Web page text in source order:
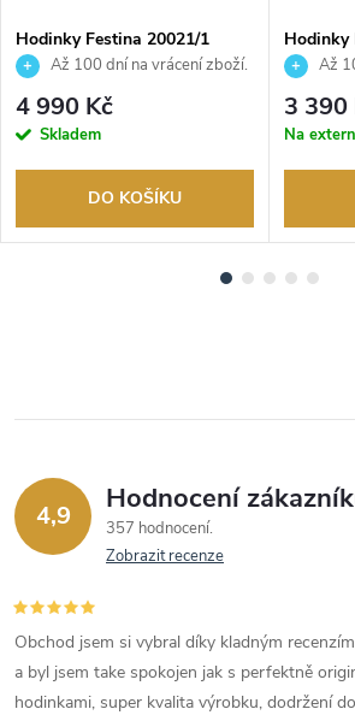
Hodinky Festina 20021/1
Až 100 dní na vrácení zboží.
Autorizovaný prodejce.
4 990 Kč
Skladem
DO KOŠÍKU
Hodinky
Až
3 390
Na
4,9 Hodnocení
357 hodnocení
Zobrazit recenze
Obchod jsem si vybral díky kladným
a byl jsem take spokojen jak s perfektně
hodinkami, super kvalita výrobku, dodržení